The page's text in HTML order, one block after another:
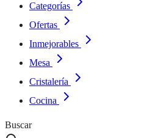
Categorías
Ofertas
Inmejorables
Mesa
Cristalería
Cocina
Buscar